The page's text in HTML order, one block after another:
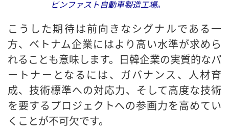
ビンファスト自動車製造工場。
こうした期待は前向きなシグナルである一
方、ベトナム企業にはより高い水準が求めら
れることも意味します。日韓企業の実質的なパ
ートナーとなるには、ガバナンス、人材育
成、技術標準への対応力、そして高度な技術
を要するプロジェクトへの参画力を高めてい
くことが不可欠です。